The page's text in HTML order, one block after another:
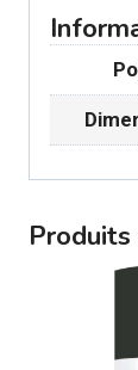
Dinde
5.5oz